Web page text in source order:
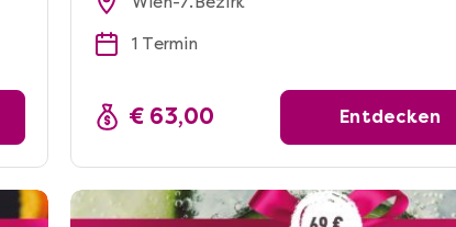
1 Termin
€ 63,00 Entdecken